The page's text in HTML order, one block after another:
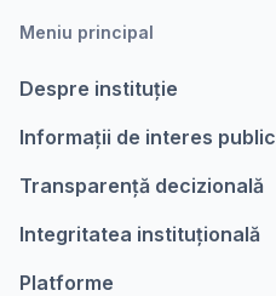
Meniu principal
Despre instituție
Informații de interes public
Transparență decizională
Integritatea instituțională
Platforme